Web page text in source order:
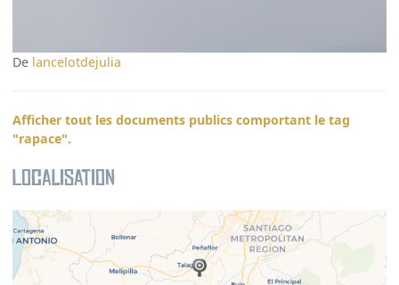
De lancelotdejulia
Afficher tout les documents publics comportant le tag
"rapace".
Localisation